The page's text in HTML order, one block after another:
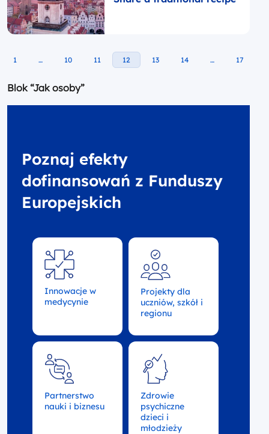
1 … 10 11 12 13 14 … 17
Blok “Jak osoby”
Poznaj efekty
dofinansowań z Funduszy
Europejskich
Innowacje w
medycynie
Projekty dla
uczniów, szkół i
regionu
Partnerstwo
nauki i biznesu
Zdrowie
psychiczne
dzieci i
młodzieży